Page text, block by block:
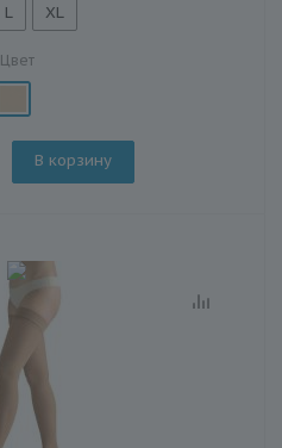
L XL
Цвет
В корзину